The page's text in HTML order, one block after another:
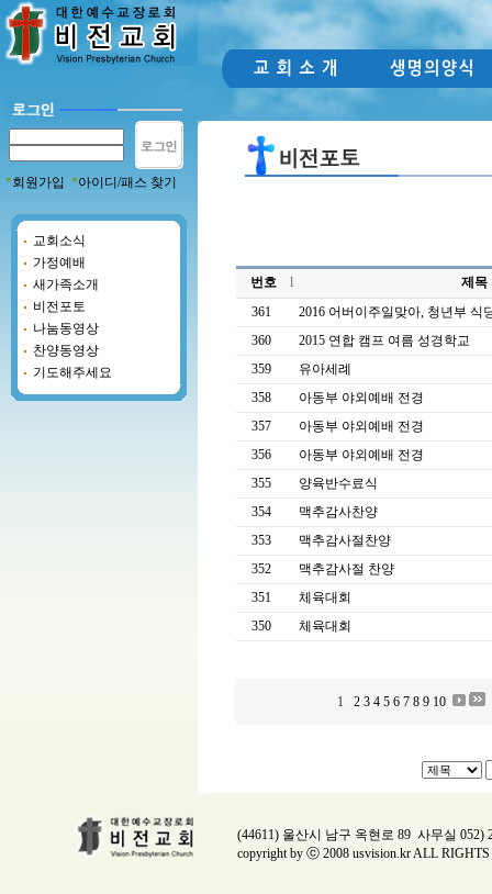
*회원가입 *아이디/패스 찾기
교회소식
가정예배
새가족소개
비전포토
나눔동영상
찬양동영상
기도해주세요
번호 l
제목
361
2016 어버이주일맞아, 청년부 식
360
2015 연합 캠프 여름 성경학교
359
유아세례
358
아동부 야외예배 전경
357
아동부 야외예배 전경
356
아동부 야외예배 전경
355
양육반수료식
354
맥추감사찬양
353
맥추감사절찬양
352
맥추감사절 찬양
351
체육대회
350
체육대회
1 2 3 4 5 6 7 8 9 10
(44611) 울산시 남구 옥현로 89 사무실 052)
copyright by ⓒ 2008 usvision.kr ALL RIGHTS